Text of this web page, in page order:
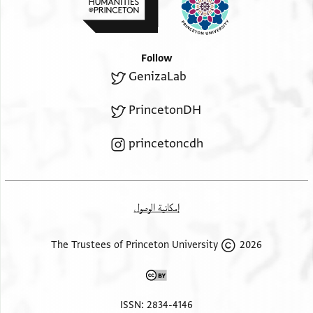
Follow
GenizaLab
PrincetonDH
princetoncdh
إمكانية الوصول
2026 The Trustees of Princeton University
ISSN: 2834-4146